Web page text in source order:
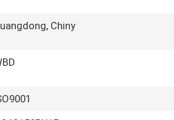
Chiny